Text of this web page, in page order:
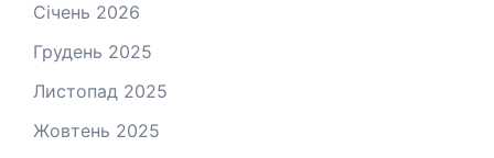
Січень 2026
Грудень 2025
Листопад 2025
Жовтень 2025